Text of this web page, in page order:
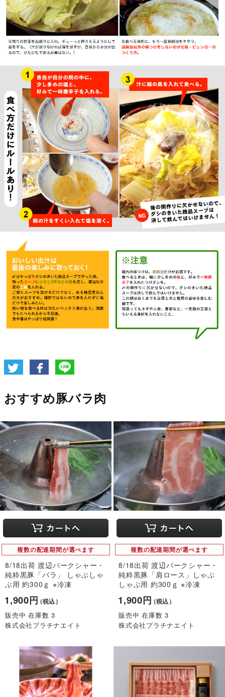
おすすめ豚バラ肉
複数の配達期間が選べます
8/18出荷 渡辺バークシャー・
純粋黒豚「バラ」 しゃぶしゃ
ぶ用 約300ｇ ※冷凍
1,900円（税込）
販売中 在庫数 3
株式会社プラチナエイト
複数の配達期間が選べます
8/18出荷 渡辺バークシャー・
純粋黒豚「肩ロース」しゃぶ
しゃぶ用 約300ｇ ※冷凍
1,900円（税込）
販売中 在庫数 3
株式会社プラチナエイト